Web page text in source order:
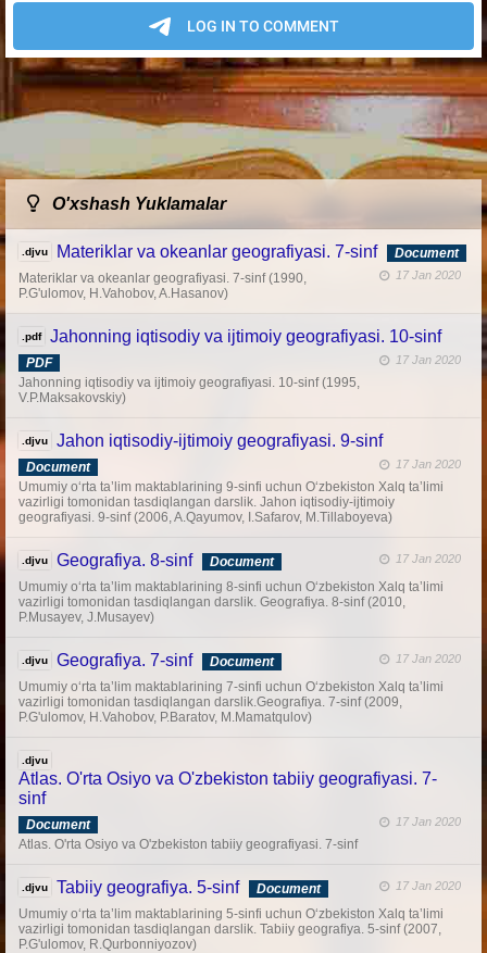
O'xshash Yuklamalar
.djvu Materiklar va okeanlar geografiyasi. 7-sinf Document
17 Jan 2020
Materiklar va okeanlar geografiyasi. 7-sinf (1990,
P.G'ulomov, H.Vahobov, A.Hasanov)
.pdf Jahonning iqtisodiy va ijtimoiy geografiyasi. 10-sinf
PDF 17 Jan 2020
Jahonning iqtisodiy va ijtimoiy geografiyasi. 10-sinf (1995,
V.P.Maksakovskiy)
.djvu Jahon iqtisodiy-ijtimoiy geografiyasi. 9-sinf
Document 17 Jan 2020
Umumiy o‘rta ta’lim maktablarining 9-sinfi uchun O‘zbekiston Xalq ta’limi
vazirligi tomonidan tasdiqlangan darslik. Jahon iqtisodiy-ijtimoiy
geografiyasi. 9-sinf (2006, A.Qayumov, I.Safarov, M.Tillaboyeva)
.djvu Geografiya. 8-sinf Document 17 Jan 2020
Umumiy o‘rta ta’lim maktablarining 8-sinfi uchun O‘zbekiston Xalq ta’limi
vazirligi tomonidan tasdiqlangan darslik. Geografiya. 8-sinf (2010,
P.Musayev, J.Musayev)
.djvu Geografiya. 7-sinf Document 17 Jan 2020
Umumiy o‘rta ta’lim maktablarining 7-sinfi uchun O‘zbekiston Xalq ta’limi
vazirligi tomonidan tasdiqlangan darslik.Geografiya. 7-sinf (2009,
P.G'ulomov, H.Vahobov, P.Baratov, M.Mamatqulov)
.djvu
Atlas. O'rta Osiyo va O'zbekiston tabiiy geografiyasi. 7-
sinf
Document 17 Jan 2020
Atlas. O'rta Osiyo va O'zbekiston tabiiy geografiyasi. 7-sinf
.djvu Tabiiy geografiya. 5-sinf Document 17 Jan 2020
Umumiy o‘rta ta’lim maktablarining 5-sinfi uchun O‘zbekiston Xalq ta’limi
vazirligi tomonidan tasdiqlangan darslik. Tabiiy geografiya. 5-sinf (2007,
P.G'ulomov, R.Qurbonniyozov)